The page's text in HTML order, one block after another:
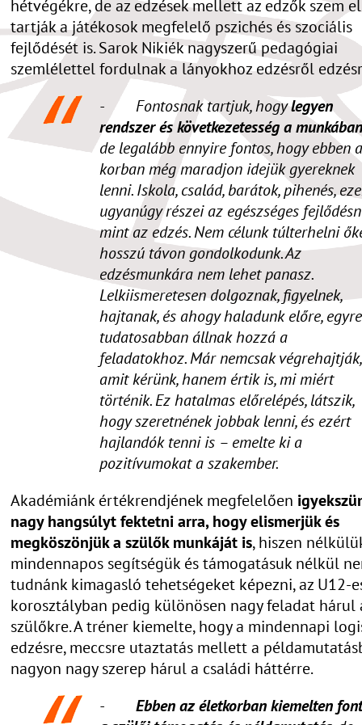
hétvégékre, de az edzések mellett az edzők szem
tartják a játékosok megfelelő pszichés és szociális
fejlődését is. Sarok Nikiék nagyszerű pedagógiai
szemlélettel fordulnak a lányokhoz edzésről
- Fontosnak tartjuk, hogylegyen
rendszer és következetesség a munkában
de legalább ennyire fontos, hogy ebben a
korban még maradjon idejük gyereknek
lenni. Iskola, család, barátok, pihenés,
ugyanúgy részei az egészséges
mint az edzés. Nem célunk túlterhelni
hosszú távon gondolkodunk. Az
edzésmunkára nem lehet panasz.
Lelkiismeretesen dolgoznak, figyelnek,
hajtanak, és ahogy haladunk előre, egyre
tudatosabban állnak hozzá a
feladatokhoz. Már nemcsak végrehajtják,
amit kérünk, hanem értik is, mi miért
történik. Ez hatalmas előrelépés, látszik,
hogy szeretnének jobbak lenni, és ezért
hajlandók tenni is – emelte ki a
pozitívumokat a szakember.
Akadémiánk értékrendjének megfelelően
nagy hangsúlyt fektetni arra, hogy elismerjük és
megköszönjük a szülők munkáját is, hiszen
mindennapos segítségük és támogatásuk nélkül
tudnánk kimagasló tehetségeket képezni, az U12-
korosztályban pedig különösen nagy feladat hárul
szülőkre. A tréner kiemelte, hogy a mindennapi
edzésre, meccsre utaztatás mellett a
nagyon nagy szerep hárul a családi háttérre.
-
Ebben az életkorban kiemelten